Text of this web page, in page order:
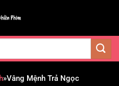
»Vâng Mệnh Trả Ngọc